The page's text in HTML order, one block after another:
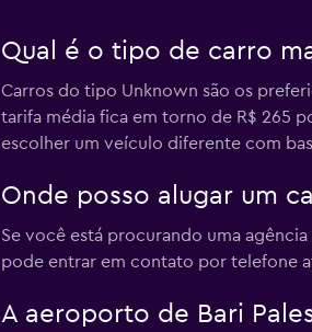
Qual é o tipo de carro
Carros do tipo Unknown são os
tarifa média fica em torno de R$ 265
escolher um veículo diferente com
Onde posso alugar um
Se você está procurando uma
pode entrar em contato por telefone
A aeroporto de Bari